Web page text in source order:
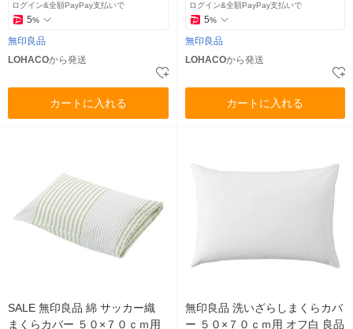
ログイン&全額PayPay支払いで
5%
無印良品
LOHACOから発送
カートに入れる
ログイン&全額PayPay支払いで
5%
無印良品
LOHACOから発送
カートに入れる
SALE 無印良品 綿 サッカー織
まくらカバー ５０×７０ｃｍ用
無印良品 洗いざらしまくらカバ
ー ５０×７０ｃｍ用 オフ白 良品